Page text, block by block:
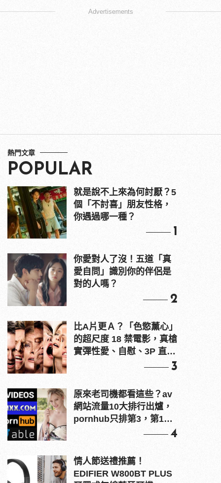
Advertisements
熱門文章
POPULAR
就是說不上來為何討厭？5
個「不討喜」朋友性格，
你遇過哪一種？
1
你愛對人了沒！五道「真
愛自問」識別你的伴侶是
對的人嗎？
2
比A片更Ａ？「色慾薰心」
的超尺度 18 禁電影，真槍
實彈性愛、自慰、3P 直接
3
原來老司機都看這些？av
網站流量10大排行出爐，
pornhub只排第3，第1名
4
情人節送禮推薦！
EDIFIER W800BT PLUS